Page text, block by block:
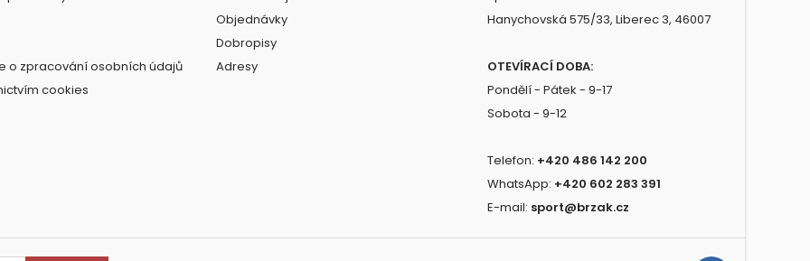
o zpracování osobních údajů
cookies
Objednávky
Dobropisy
Adresy
Hanychovská 575/33, Liberec 3, 46007
OTEVÍRACÍ DOBA:
Pondělí - Pátek - 9-17
Sobota - 9-12
Telefon: +420 486 142 200
WhatsApp: +420 602 283 391
E-mail: sport@brzak.cz